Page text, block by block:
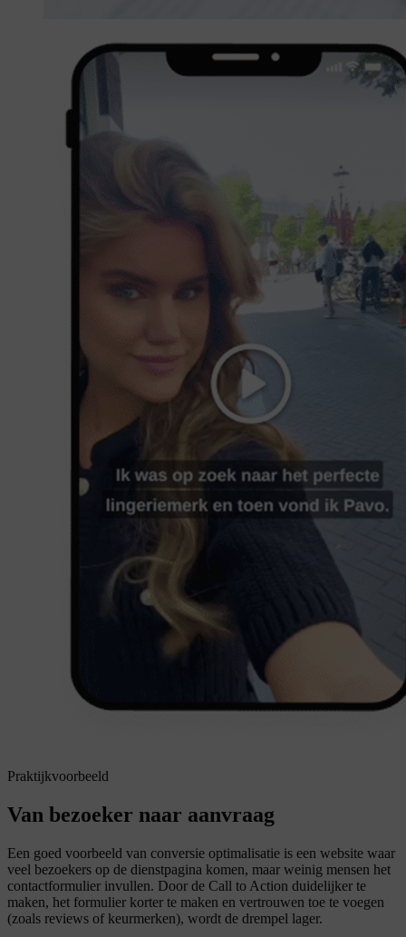
Praktijkvoorbeeld
Van bezoeker naar aanvraag
Een goed voorbeeld van conversie optimalisatie is een website waar
veel bezoekers op de dienstpagina komen, maar weinig mensen het
contactformulier invullen. Door de Call to Action duidelijker te
maken, het formulier korter te maken en vertrouwen toe te voegen
(zoals reviews of keurmerken), wordt de drempel lager.